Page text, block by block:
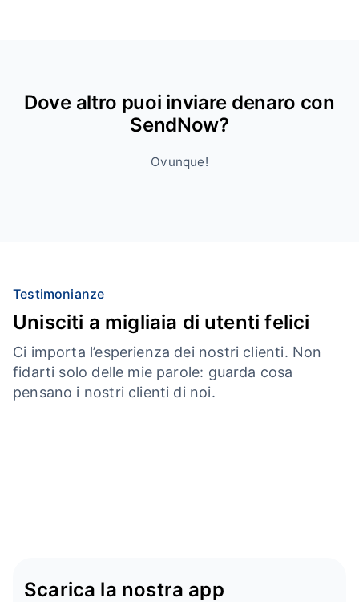
Dove altro puoi inviare denaro con
SendNow?
Ovunque!
Testimonianze
Unisciti a migliaia di utenti felici
Ci importa l’esperienza dei nostri clienti. Non
fidarti solo delle mie parole: guarda cosa
pensano i nostri clienti di noi.
Scarica la nostra app